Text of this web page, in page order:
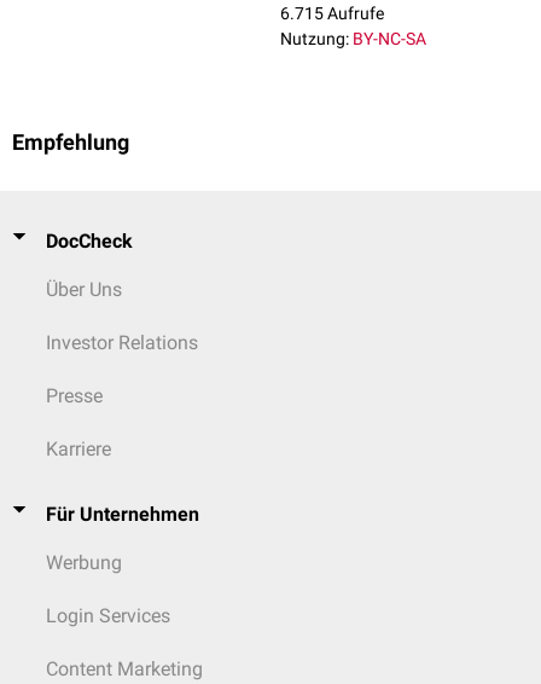
6.715 Aufrufe
Nutzung: BY-NC-SA
Empfehlung
DocCheck
Über Uns
Investor Relations
Presse
Karriere
Für Unternehmen
Werbung
Login Services
Content Marketing